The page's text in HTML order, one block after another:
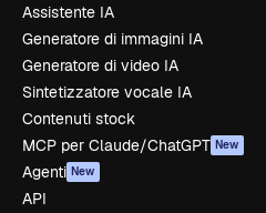
Assistente IA
Generatore di immagini IA
Generatore di video IA
Sintetizzatore vocale IA
Contenuti stock
MCP per Claude/ChatGPT New
Agenti New
API